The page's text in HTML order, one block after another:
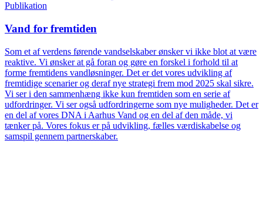
Publikation
Vand for fremtiden
Som et af verdens førende vandselskaber ønsker vi ikke blot at være
reaktive. Vi ønsker at gå foran og gøre en forskel i forhold til at
forme fremtidens vandløsninger. Det er det vores udvikling af
fremtidige scenarier og deraf nye strategi frem mod 2025 skal sikre.
Vi ser i den sammenhæng ikke kun fremtiden som en serie af
udfordringer. Vi ser også udfordringerne som nye muligheder. Det er
en del af vores DNA i Aarhus Vand og en del af den måde, vi
tænker på. Vores fokus er på udvikling, fælles værdiskabelse og
samspil gennem partnerskaber.